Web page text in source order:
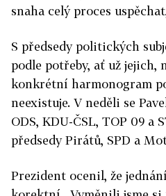
snaha celý proces
S předsedy politických
podle potřeby, ať už jejich,
konkrétní harmonogram
neexistuje. V neděli se
ODS, KDU-ČSL, TOP 09 a
předsedy Pirátů, SPD a
Prezident ocenil, že